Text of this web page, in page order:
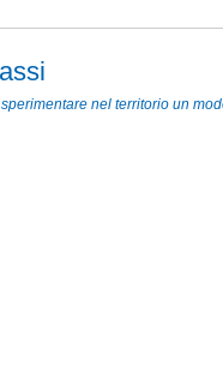
nel territorio un